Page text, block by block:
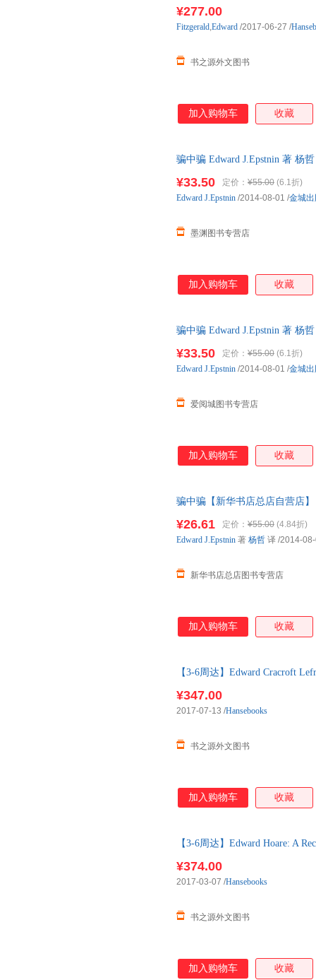
¥277.00
书之源外文图书
Fitzgerald,Edward /2017-06-27 /
加入购物车 收藏
骗中骗 Edward J.Epstnin 著 杨
¥33.50 定价： ¥55.00 (6.1折)
墨渊图书专营店
Edward J.Epstnin /2014-08-01 /金城
加入购物车 收藏
骗中骗 Edward J.Epstnin 著 杨
¥33.50 定价： ¥55.00 (6.1折)
爱阅城图书专营店
Edward J.Epstnin /2014-08-01 /金城
加入购物车 收藏
骗中骗【新华书店总店自营店
¥26.61 定价： ¥55.00 (4.84折)
新华书店总店图书专营店
Edward J.Epstnin 著 杨哲 译 /2014-
加入购物车 收藏
【3-6周达】Edward Cracroft
¥347.00
书之源外文图书
2017-07-13 /Hansebooks
加入购物车 收藏
【3-6周达】Edward Hoare: A
¥374.00
书之源外文图书
2017-03-07 /Hansebooks
加入购物车 收藏